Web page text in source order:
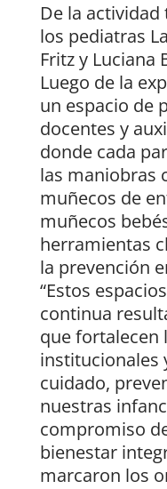
De la
los pediatras
Fritz y Luciana
Luego de la
un espacio de
docentes y
donde cada
las maniobras
muñecos de
muñecos
herramientas
la prevención
“Estos
continua
que fortalecen
institucionales
cuidado,
nuestras
compromiso
bienestar
marcaron los